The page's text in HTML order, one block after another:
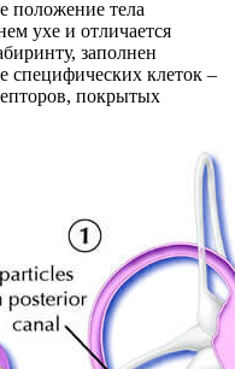
положение тела
ухе и отличается
заполнен
специфических клеток –
покрытых